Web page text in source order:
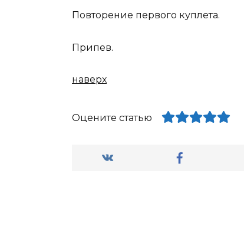
Повторение первого куплета.
Припев.
наверх
Оцените статью